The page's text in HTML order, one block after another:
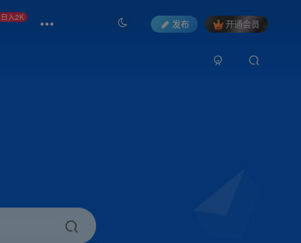
日入2K
发布 开通会员